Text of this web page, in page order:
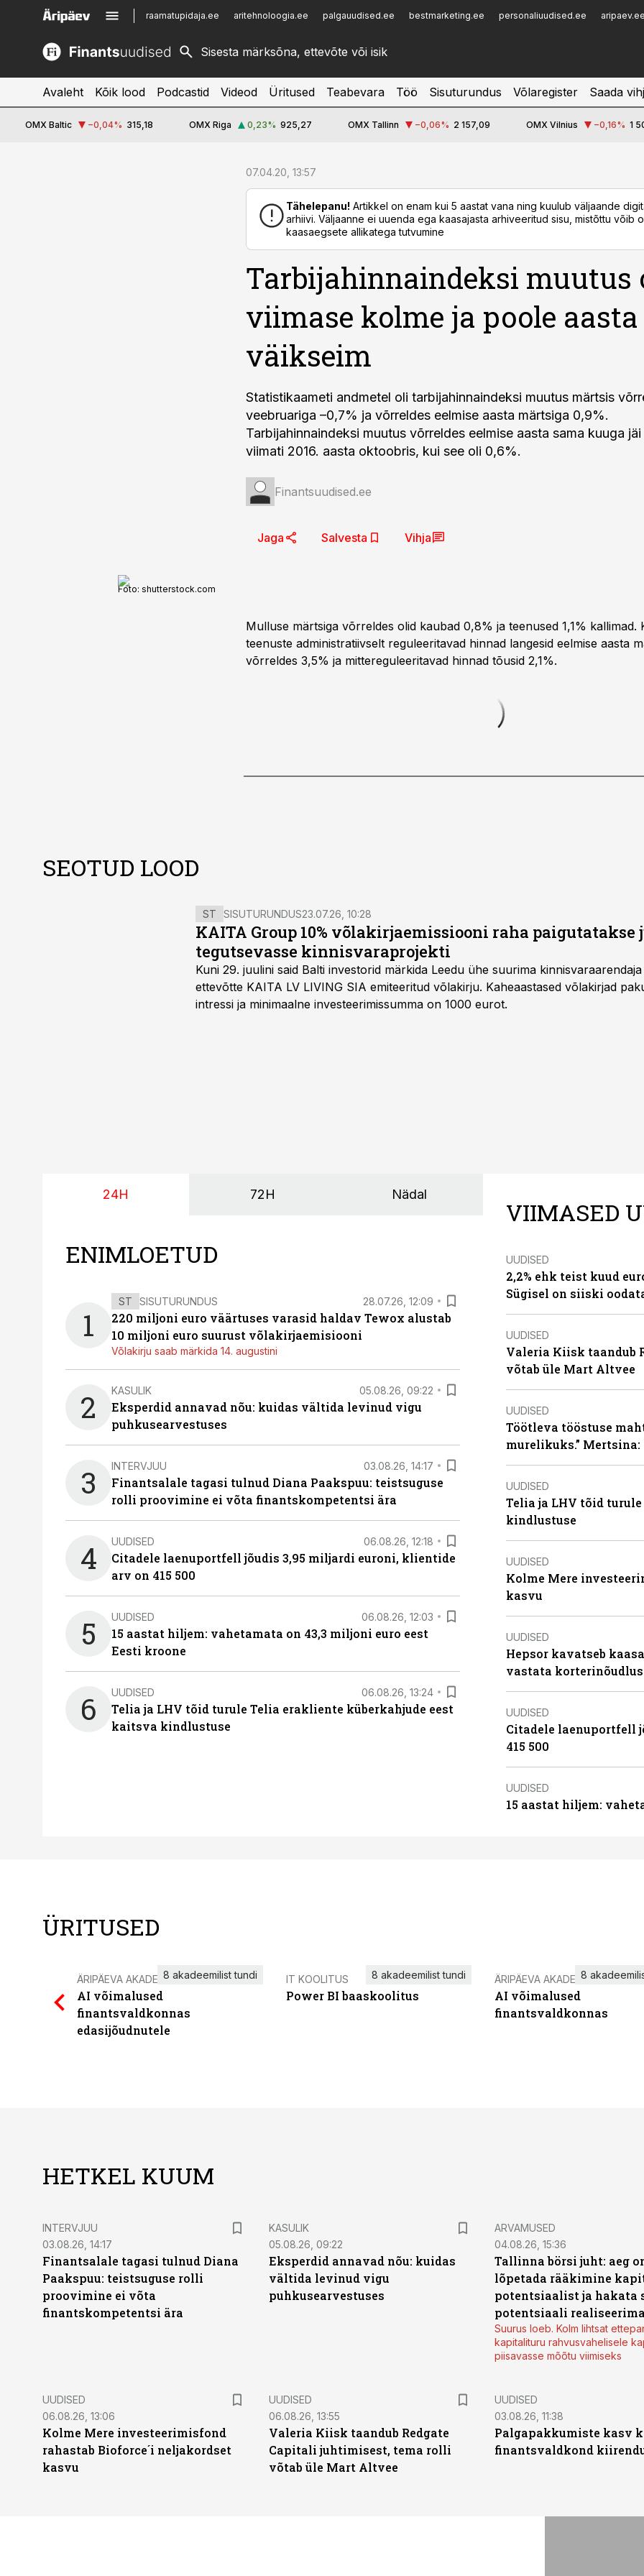
raamatupidaja.ee aritehnoloogia.ee palgauudised.ee bestmarketing.ee personaliuudised.ee
kinnisvarauudised.ee
logistikauudised.ee
imelineajalugu.ee
Infopank
Avaleht Kõik lood Podcastid Videod Üritused Teabevara Töö Sisuturundus Võlaregister Saada
OMX Baltic −0,04% 315,18 OMX Riga 0,23% 925,27 OMX Tallinn −0,06% 2 157,09 OMX Vilnius −0,16% 1
07.04.20, 13:57
Tähelepanu! Artikkel on enam kui 5 aastat vana ning kuulub väljaande
arhiivi. Väljaanne ei uuenda ega kaasajasta arhiveeritud sisu, mistõttu võib
kaasaegsete allikatega tutvumine
Tarbijahinnaindeksi muutus
viimase kolme ja poole aasta
väikseim
Statistikaameti andmetel oli tarbijahinnaindeksi muutus märtsis
veebruariga –0,7% ja võrreldes eelmise aasta märtsiga 0,9%.
Tarbijahinnaindeksi muutus võrreldes eelmise aasta sama kuuga
viimati 2016. aasta oktoobris, kui see oli 0,6%.
Finantsuudised.ee
Jaga Salvesta Vihja
Foto: shutterstock.com
Mulluse märtsiga võrreldes olid kaubad 0,8% ja teenused 1,1% kallimad.
teenuste administratiivselt reguleeritavad hinnad langesid eelmise aasta
võrreldes 3,5% ja mittereguleeritavad hinnad tõusid 2,1%.
SEOTUD LOOD
ST SISUTURUNDUS23.07.26, 10:28
KAITA Group 10% võlakirjaemissiooni raha paigutatakse
tegutsevasse kinnisvaraprojekti
Kuni 29. juulini said Balti investorid märkida Leedu ühe suurima
ettevõtte KAITA LV LIVING SIA emiteeritud võlakirju. Kaheaastased võlakirjad
intressi ja minimaalne investeerimissumma on 1000 eurot.
24H 72H Nädal
ENIMLOETUD
1
ST SISUTURUNDUS 28.07.26, 12:09
220 miljoni euro väärtuses varasid haldav Tewox alustab
10 miljoni euro suurust võlakirjaemisiooni
Võlakirju saab märkida 14. augustini
2 KASULIK 05.08.26, 09:22
Eksperdid annavad nõu: kuidas vältida levinud vigu
puhkusearvestuses
3 INTERVJUU 03.08.26, 14:17
Finantsalale tagasi tulnud Diana Paakspuu: teistsuguse
rolli proovimine ei võta finantskompetentsi ära
4 UUDISED 06.08.26, 12:18
Citadele laenuportfell jõudis 3,95 miljardi euroni, klientide
arv on 415 500
5 UUDISED 06.08.26, 12:03
15 aastat hiljem: vahetamata on 43,3 miljoni euro eest
Eesti kroone
6 UUDISED 06.08.26, 13:24
Telia ja LHV tõid turule Telia erakliente küberkahjude eest
kaitsva kindlustuse
VIIMASED
UUDISED
2,2% ehk teist kuud
Sügisel on siiski
UUDISED
Valeria Kiisk taandub
võtab üle Mart Altvee
UUDISED
Töötleva tööstuse
murelikuks.”
UUDISED
Telia ja LHV tõid
kindlustuse
UUDISED
Kolme Mere
kasvu
UUDISED
Hepsor kavatseb
vastata
UUDISED
Citadele laenuportfell
415 500
UUDISED
15 aastat hiljem:
ÜRITUSED
ÄRIPÄEVA AKADEEMIA
AI võimalused
finantsvaldkonnas
edasijõudnutele
8 akadeemilist tundi IT KOOLITUS
Power BI baaskoolitus
8 akadeemilist tundi ÄRIPÄEVA AKADEEMIA
AI võimalused
finantsvaldkonnas
8
HETKEL KUUM
INTERVJUU
03.08.26, 14:17
Finantsalale tagasi tulnud Diana
Paakspuu: teistsuguse rolli
proovimine ei võta
finantskompetentsi ära
KASULIK
05.08.26, 09:22
Eksperdid annavad nõu: kuidas
vältida levinud vigu
puhkusearvestuses
ARVAMUSED
04.08.26, 15:36
Tallinna börsi juht: aeg
lõpetada rääkimine
potentsiaalist ja hakata
potentsiaali
Suurus loeb. Kolm lihtsat
kapitalituru rahvusvahelisele
piisavasse mõõtu viimiseks
UUDISED
06.08.26, 13:06
Kolme Mere investeerimisfond
rahastab Bioforce´i neljakordset
kasvu
UUDISED
06.08.26, 13:55
Valeria Kiisk taandub Redgate
Capitali juhtimisest, tema rolli
võtab üle Mart Altvee
UUDISED
03.08.26, 11:38
Palgapakkumiste kasv
finantsvaldkond